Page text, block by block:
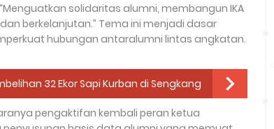
solidaritas alumni, membangun IKA
berkelanjutan.” Tema ini menjadi dasar
hubungan antaralumni lintas angkatan.
32 Ekor Sapi Kurban di Sengkang
pengaktifan kembali peran ketua